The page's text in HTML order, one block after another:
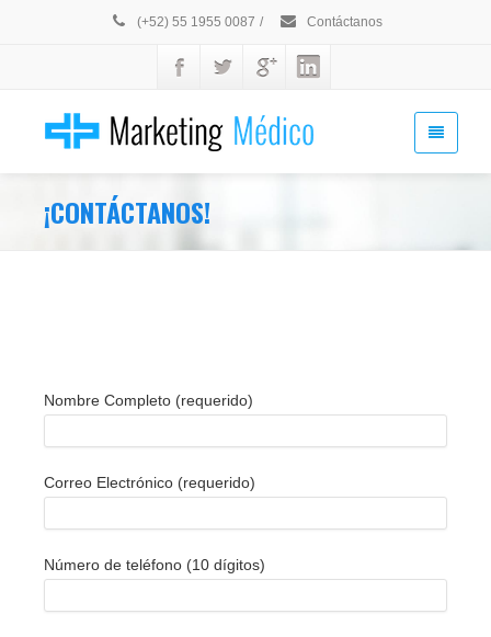
(+52) 55 1955 0087 / Contáctanos
¡CONTÁCTANOS!
Nombre Completo (requerido)
Correo Electrónico (requerido)
Número de teléfono (10 dígitos)